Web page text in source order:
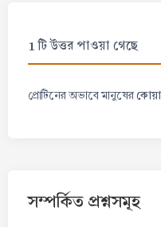
1 টি উত্তর পাওয়া গেছে
প্রোটিনের অভাবে মানুষের
সম্পর্কিত প্রশ্নসমূহ